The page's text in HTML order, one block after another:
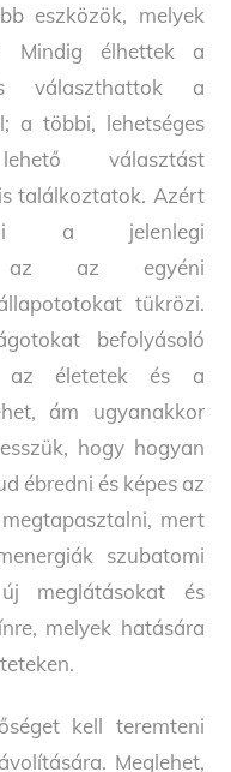
eszközök, melyek
Mindig élhettek a
választhattok a
a többi, lehetséges
választást
találkoztatok. Azért
a jelenlegi
az az egyéni
tükrözi.
befolyásoló
az életetek és a
ám ugyanakkor
hogy hogyan
ébredni és képes az
mert
szubatomi
meglátásokat és
melyek hatására
kell teremteni
Meglehet,